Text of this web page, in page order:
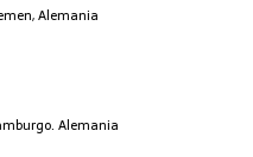
Alemania
Alemania